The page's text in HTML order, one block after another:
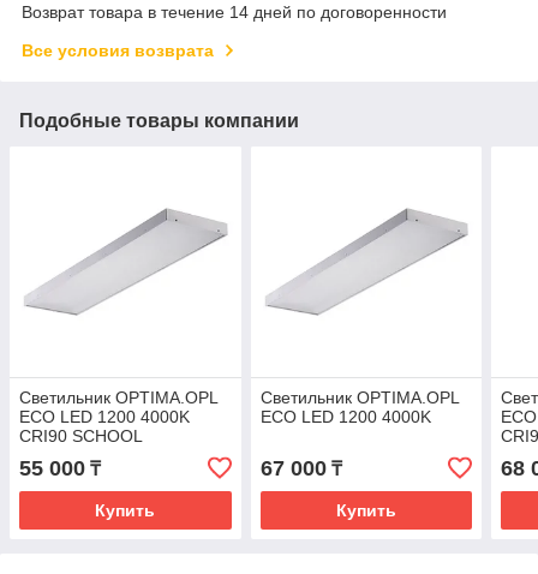
Возврат товара в течение 14 дней по договоренности
Все условия возврата
Подобные товары компании
Светильник OPTIMA.OPL
ECO LED 1200 4000K
CRI90 SCHOOL
55 000 ₸
Купить
Светильник OPTIMA.OPL
ECO LED 1200 4000K
67 000₸
Купить
68